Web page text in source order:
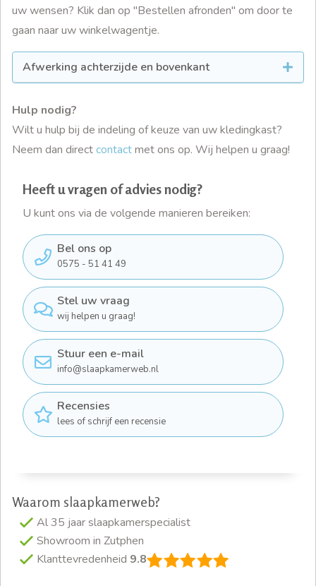
uw wensen? Klik dan op "Bestellen afronden" om door te
gaan naar uw winkelwagentje.
Afwerking achterzijde en bovenkant
Hulp nodig?
Wilt u hulp bij de indeling of keuze van uw kledingkast?
Neem dan directcontactmet ons op. Wij helpen u graag!
Heeft u vragen of advies nodig?
U kunt ons via de volgende manieren bereiken:
Bel ons op
0575 - 51 41 49
Stel uw vraag
wij helpen u graag!
Stuur een e-mail
info@slaapkamerweb.nl
Recensies
lees of schrijf een recensie
Waarom slaapkamerweb?
Al 35 jaar slaapkamerspecialist
Showroom in Zutphen
Klanttevredenheid 9.8